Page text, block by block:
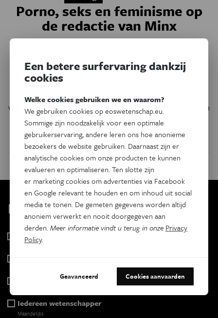
Porno, seks en feminisme op
de redactie van Minx
van een fictief vrouwenmagazine in de jaren 70 brengt een
verfrissende kijk op feministische journalistiek. Tegelijk
toont ze ook hoe media voor en door vrouwen blijven
worstelen met de patriarchale en kapitalistische structuren
waarin die worden gemaakt.
DoorMaxine De Wulf Helskens
Kies je nieuwsbrief
Eos Wetenschap
Psyche & brein
Iedereen wetenschapper
Maandelijks
Een betere surfervaring dankzij
cookies
Welke cookies gebruiken we en waarom?
We gebruiken cookies op eoswetenschap.eu.
Sommige zijn noodzakelijk voor een optimale
gebruikerservaring, andere leren ons hoe anonieme
bezoekers de website gebruiken. Daarnaast zijn er
analytische cookies om onze producten te kunnen
evalueren en optimaliseren. Ten slotte zijn
er marketing cookies om advertenties via Facebook
en Google relevant te houden en om inhoud uit social
media te tonen. De gemeten gegevens worden altijd
anoniem verwerkt en nooit doorgegeven aan
derden.Meer informatie vindt u terug in onze Privacy
Policy.
Geavanceerd Cookies aanvaarden